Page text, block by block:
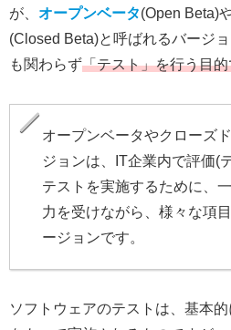
が、 オープンベータ(Open Beta)
(Closed Beta)と呼ばれるバージ
も関わらず「テスト」を行う目
オープンベータやクローズ
ジョンは、IT企業内で評価(
テストを実施するために、
力を受けながら、様々な項
ージョンです。
ソフトウェアのテストは、基本